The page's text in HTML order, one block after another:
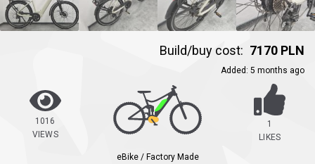
Build/buy cost: 7170 PLN
Added : 5 months ago
1016
VIEWS
eBike / Factory Made
1
LIKES